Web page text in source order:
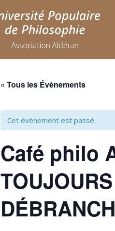
« Tous les Évènements
Cet évènement est passé.
Café philo